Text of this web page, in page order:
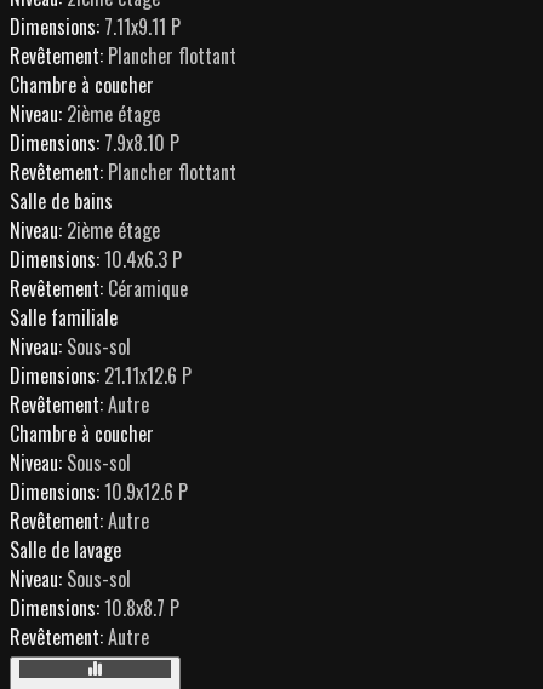
Dimensions: 7.11x9.11 P
Revêtement: Plancher flottant
Chambre à coucher
Niveau: 2ième étage
Dimensions: 7.9x8.10 P
Revêtement: Plancher flottant
Salle de bains
Niveau: 2ième étage
Dimensions:10.4x6.3 P
Revêtement: Céramique
Salle familiale
Niveau: Sous-sol
Dimensions: 21.11x12.6 P
Revêtement:Autre
Chambre à coucher
Niveau: Sous-sol
Dimensions:10.9x12.6 P
Revêtement:Autre
Salle de lavage
Niveau: Sous-sol
Dimensions:10.8x8.7 P
Revêtement:Autre